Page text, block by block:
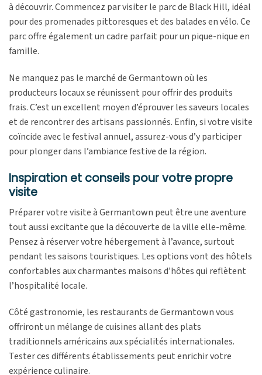
à découvrir. Commencez par visiter le parc de Black Hill, idéal
pour des promenades pittoresques et des balades en vélo. Ce
parc offre également un cadre parfait pour un pique-nique en
famille.
Ne manquez pas le marché de Germantown où les
producteurs locaux se réunissent pour offrir des produits
frais. C’est un excellent moyen d’éprouver les saveurs locales
et de rencontrer des artisans passionnés. Enfin, si votre visite
coïncide avec le festival annuel, assurez-vous d’y participer
pour plonger dans l’ambiance festive de la région.
Inspiration et conseils pour votre propre
visite
Préparer votre visite à Germantown peut être une aventure
tout aussi excitante que la découverte de la ville elle-même.
Pensez à réserver votre hébergement à l’avance, surtout
pendant les saisons touristiques. Les options vont des hôtels
confortables aux charmantes maisons d’hôtes qui reflètent
l’hospitalité locale.
Côté gastronomie, les restaurants de Germantown vous
offriront un mélange de cuisines allant des plats
traditionnels américains aux spécialités internationales.
Tester ces différents établissements peut enrichir votre
expérience culinaire.